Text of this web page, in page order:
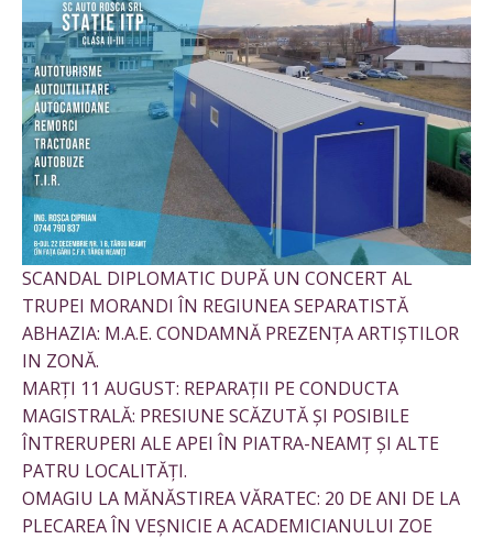
SCANDAL DIPLOMATIC DUPĂ UN CONCERT AL
TRUPEI MORANDI ÎN REGIUNEA SEPARATISTĂ
ABHAZIA: M.A.E. CONDAMNĂ PREZENȚA ARTIȘTILOR
IN ZONĂ.
MARȚI 11 AUGUST: REPARAȚII PE CONDUCTA
MAGISTRALĂ: PRESIUNE SCĂZUTĂ ȘI POSIBILE
ÎNTRERUPERI ALE APEI ÎN PIATRA-NEAMȚ ȘI ALTE
PATRU LOCALITĂȚI.
OMAGIU LA MĂNĂSTIREA VĂRATEC: 20 DE ANI DE LA
PLECAREA ÎN VEȘNICIE A ACADEMICIANULUI ZOE